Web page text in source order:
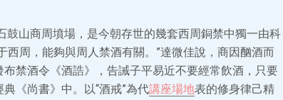
山商周墳場，是今朝存世的幾套西周銅禁中獨一由科
西周，能夠與周人禁酒有關。”達微佳說，商因酗酒而
禁酒令《酒誥》，告誡子平易近不要經常飲酒，只要
《尚書》中。以“酒戒”為代講座場地表的修身律己精